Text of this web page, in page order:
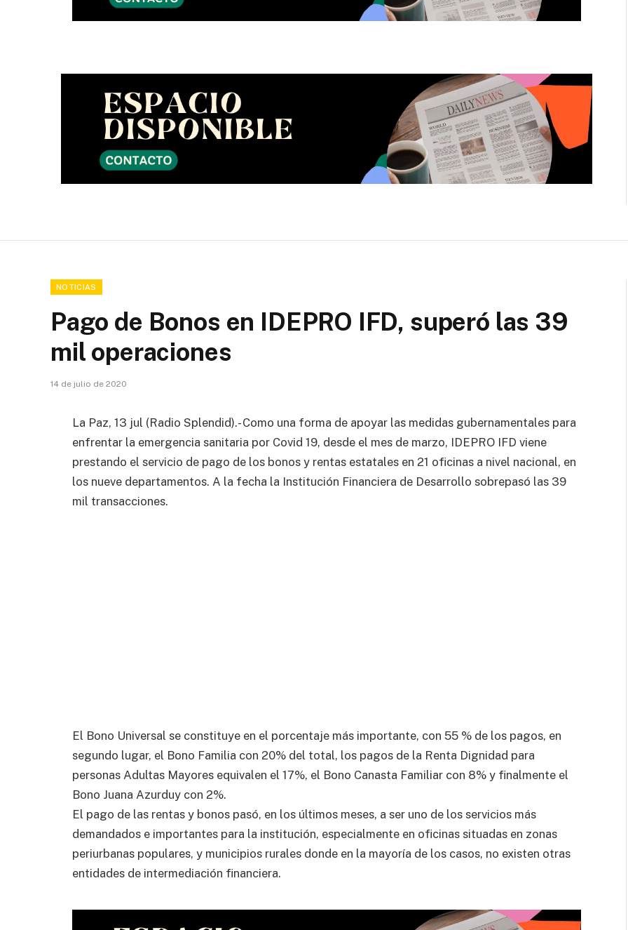
NOTICIAS
Pago de Bonos en IDEPRO IFD, superó las 39
mil operaciones
14 de julio de 2020
La Paz, 13 jul (Radio Splendid).- Como una forma de apoyar las medidas gubernamentales para
enfrentar la emergencia sanitaria por Covid 19, desde el mes de marzo, IDEPRO IFD viene
prestando el servicio de pago de los bonos y rentas estatales en 21 oficinas a nivel nacional, en
los nueve departamentos. A la fecha la Institución Financiera de Desarrollo sobrepasó las 39
mil transacciones.
El Bono Universal se constituye en el porcentaje más importante, con 55 % de los pagos, en
segundo lugar, el Bono Familia con 20% del total, los pagos de la Renta Dignidad para
personas Adultas Mayores equivalen el 17%, el Bono Canasta Familiar con 8% y finalmente el
Bono Juana Azurduy con 2%.
El pago de las rentas y bonos pasó, en los últimos meses, a ser uno de los servicios más
demandados e importantes para la institución, especialmente en oficinas situadas en zonas
periurbanas populares, y municipios rurales donde en la mayoría de los casos, no existen otras
entidades de intermediación financiera.